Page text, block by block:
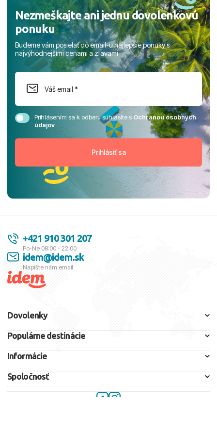
Nezmeškajte ani jednu dovolenkovú
ponuku
Budeme vám posielať do email-u najlepšie ponuky s
najvýhodnejšími cenami a zľavami
Prihlásením sa k odberu súhlasíte sOchranou osobných
údajov
+421 910 301 207
Po-Ne 08:00 - 22:00
idem@idem.sk
Napíšte nám email
Dovolenky
Populárne destinácie
Informácie
Spoločnosť